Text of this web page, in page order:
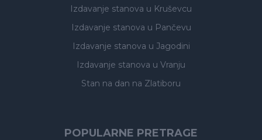
Izdavanje stanova u Kruševcu
Izdavanje stanova u Pančevu
Izdavanje stanova u Jagodini
Izdavanje stanova u Vranju
Stan na dan na Zlatiboru
POPULARNE PRETRAGE